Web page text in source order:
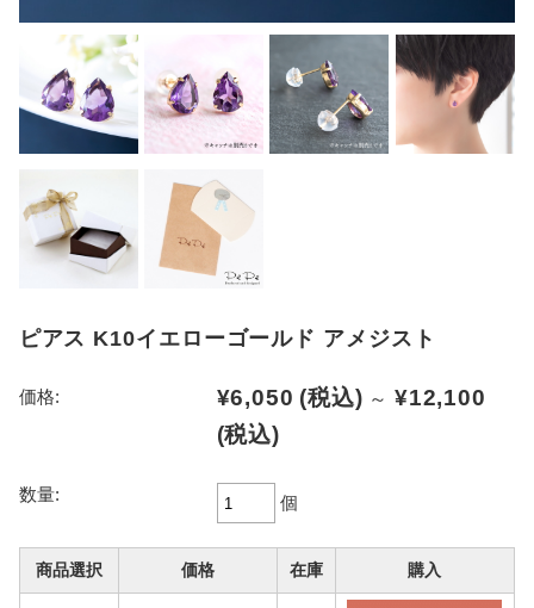
ピアス K10イエローゴールド アメジスト
価格: ¥6,050 (税込) ～ ¥12,100
(税込)
数量: 個
商品選択 価格 在庫 購入